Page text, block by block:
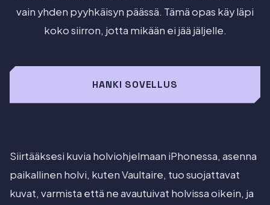
vain yhden pyyhkäisyn päässä. Tämä opas käy läpi
koko siirron, jotta mikään ei jää jäljelle.
HANKI SOVELLUS
Siirtääksesi kuvia holviohjelmaan iPhonessa, asenna
paikallinen holvi, kuten Vaultaire, tuo suojattavat
kuvat, varmista että ne avautuivat holvissa oikein, ja